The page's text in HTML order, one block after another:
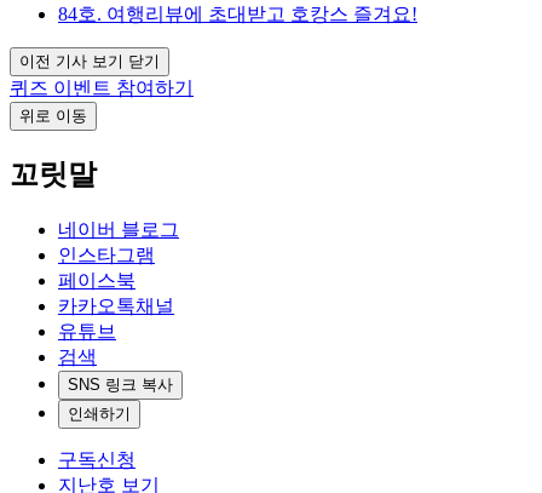
84호. 여행리뷰에 초대받고 호캉스 즐겨요!
이전 기사 보기 닫기
퀴즈 이벤트 참여하기
위로 이동
꼬릿말
네이버 블로그
인스타그램
페이스북
카카오톡채널
유튜브
검색
SNS 링크 복사
인쇄하기
구독신청
지난호 보기